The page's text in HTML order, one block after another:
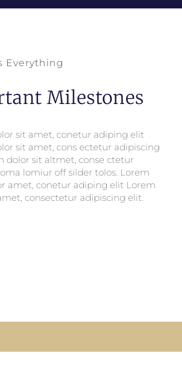
Everything
Milestones
sit amet, conetur adiping elit
sit amet, cons ectetur adipiscing
dolor sit altmet, conse ctetur
lomiur off silder tolos. Lorem
amet, conetur adiping elit Lorem
consectetur adipiscing elit.